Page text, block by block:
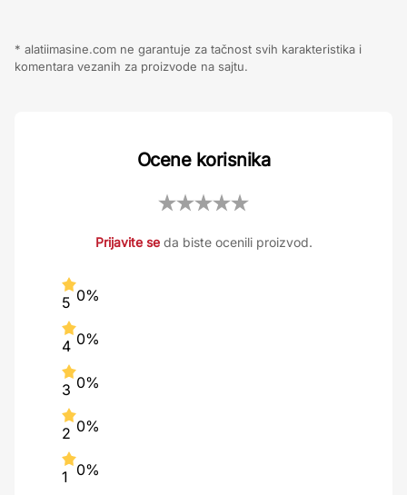
* alatiimasine.com ne garantuje za tačnost svih karakteristika i
komentara vezanih za proizvode na sajtu.
Ocene korisnika
Prijavite seda biste ocenili proizvod.
5 0%
4 0%
3 0%
2 0%
1 0%